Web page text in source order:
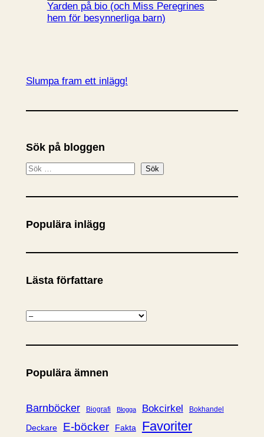
Yarden på bio (och Miss Peregrines
hem för besynnerliga barn)
Slumpa fram ett inlägg!
Sök på bloggen
S
k
Sök
Populära inlägg
Lästa författare
K
t
g
r
i
Populära ämnen
Barnböcker Biografi Blogga Bokcirkel Bokhandel
Deckare E-böcker Fakta Favoriter